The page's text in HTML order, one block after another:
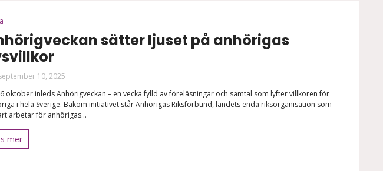
sätter ljuset på anhörigas
10, 2025
oktober inleds Anhörigveckan – en vecka fylld av föreläsningar och samtal som lyfter villkoren för
i hela Sverige. Bakom initiativet står Anhörigas Riksförbund, landets enda riksorganisation som
arbetar för anhörigas...
mer